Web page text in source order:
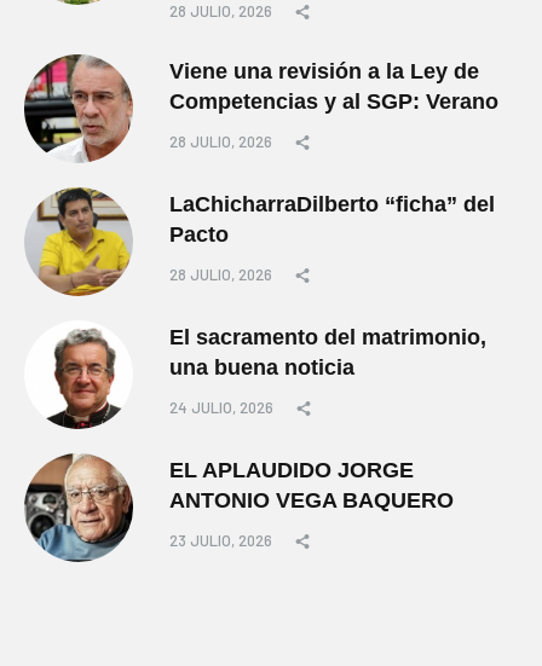
28 JULIO, 2026
Viene una revisión a la Ley de
Competencias y al SGP: Verano
28 JULIO, 2026
LaChicharraDilberto “ficha” del
Pacto
28 JULIO, 2026
El sacramento del matrimonio,
una buena noticia
24 JULIO, 2026
EL APLAUDIDO JORGE
ANTONIO VEGA BAQUERO
23 JULIO, 2026